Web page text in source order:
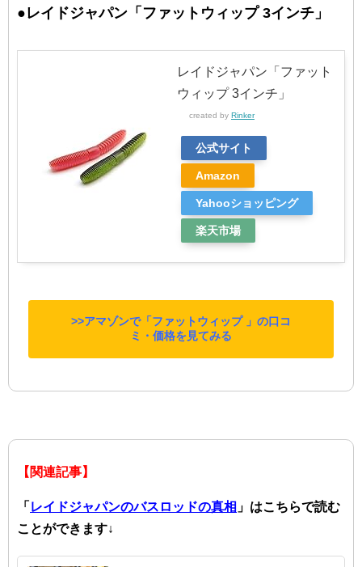
●レイドジャパン「ファットウィップ 3インチ」
レイドジャパン「ファット
ウィップ 3インチ」
created by Rinker
公式サイト
Amazon
Yahooショッピング
楽天市場
>>アマゾンで「ファットウィップ 」の口コ
ミ・価格を見てみる
【関連記事】
「 レイドジャパンのバスロッドの真相 」はこちらで読む
ことができます↓